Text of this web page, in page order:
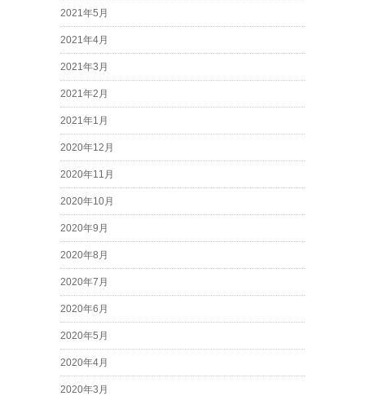
2021年5月
2021年4月
2021年3月
2021年2月
2021年1月
2020年12月
2020年11月
2020年10月
2020年9月
2020年8月
2020年7月
2020年6月
2020年5月
2020年4月
2020年3月